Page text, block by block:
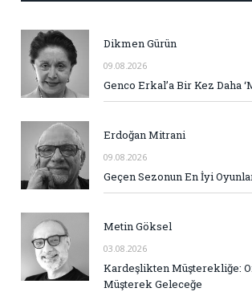
Dikmen Gürün
09.08.2026
Genco Erkal’a Bir Kez Daha
Erdoğan Mitrani
09.08.2026
Geçen Sezonun En İyi
Metin Göksel
03.08.2026
Kardeşlikten Müşterekliğe:
Müşterek Geleceğe